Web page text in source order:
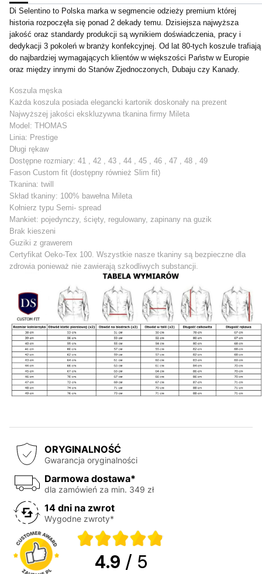
Di Selentino to Polska marka w segmencie odzieży premium której
historia rozpoczęła się ponad 2 dekady temu. Dzisiejsza najwyższa
jakość oraz standardy produkcji są wynikiem doświadczenia, pracy i
dedykacji 3 pokoleń w branży konfekcyjnej. Od lat 80-tych koszule trafiają
do najbardziej wymagających klientów w większości Państw w Europie
oraz między innymi do Stanów Zjednoczonych, Dubaju czy Kanady.
Koszula męska
Każda koszula posiada elegancki kartonik doskonały na prezent
Najwyższej jakości ekskluzywna tkanina firmy Mileta
Model: THOMAS
Linia: Prestige
Długi rękaw
Dostępne rozmiary: 41 , 42 , 43 , 44 , 45 , 46 , 47 , 48 , 49
Fason Custom fit (dostępny również Slim fit)
Tkanina: twill
Skład tkaniny: 100% bawełna Mileta
Kołnierz typu Semi- spread
Mankiet: pojedynczy, ścięty, regulowany, zapinany na guzik
Brak kieszeni
Guziki z grawerem
Certyfikat Oeko-Tex 100. Wszystkie nasze tkaniny są bezpieczne dla
zdrowia ponieważ nie zawierają szkodliwych substancji.
ORYGINALNOŚĆ
Gwarancja oryginalności
Darmowa dostawa*
dla zamówień za min. 349 zł
14 dni na zwrot
Wygodne zwroty*
4.9 / 5